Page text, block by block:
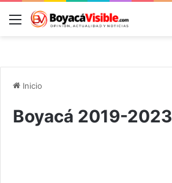
Menú
Inicio
Boyacá 2019-2023